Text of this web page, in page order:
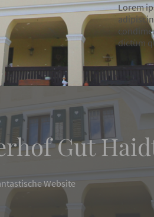
Lorem
dictum
Gut
Website